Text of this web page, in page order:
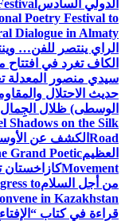
الدولي السادس
Poetry Festival to
Dialogue in Almaty
الراي ينتصر للفن…
الكاف تغرد في افتتاح
سيدي منصور المعدلة
حديث الاحتلال
الوسطى) ظلال
Shadows on the Silk
Road الكشف عن
العظيمGrand Poetic
Movementكازاخستان
من أجل السلامto
in Kazakhstan
قراءة في كتاب “الإفتاء